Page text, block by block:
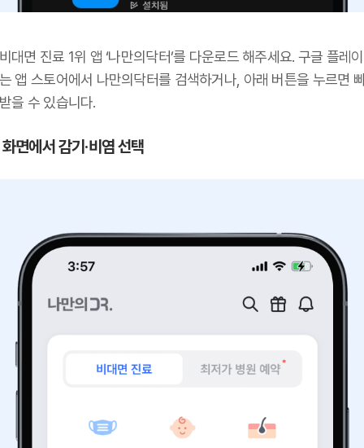
대면 진료 1위 앱 ‘나만의닥터’를 다운로드 해주세요. 구글 플레
앱 스토어에서 나만의닥터를 검색하거나, 아래 버튼을 누르면
을 수 있습니다.
면에서 감기·비염 선택